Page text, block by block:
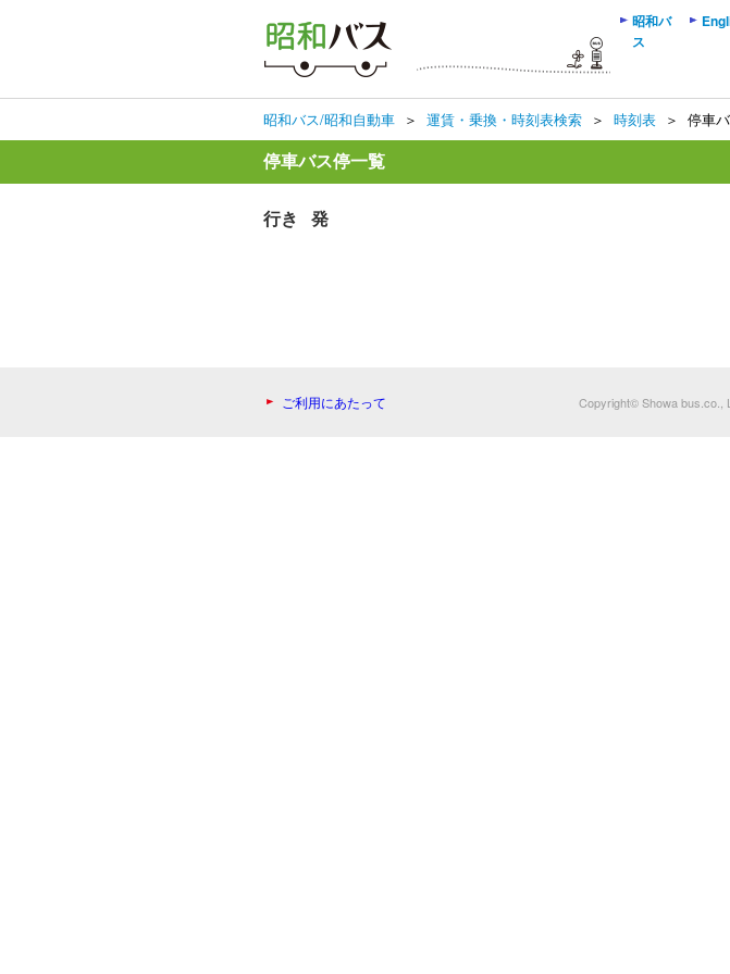
昭和バス/昭和自動車 ＞ 運賃・乗換・時刻表検索 ＞ 時刻表 ＞ 停車
停車バス停一覧
行き 発
昭和バ
ス
ご利用にあたって Copyright© Showa bus.co.,